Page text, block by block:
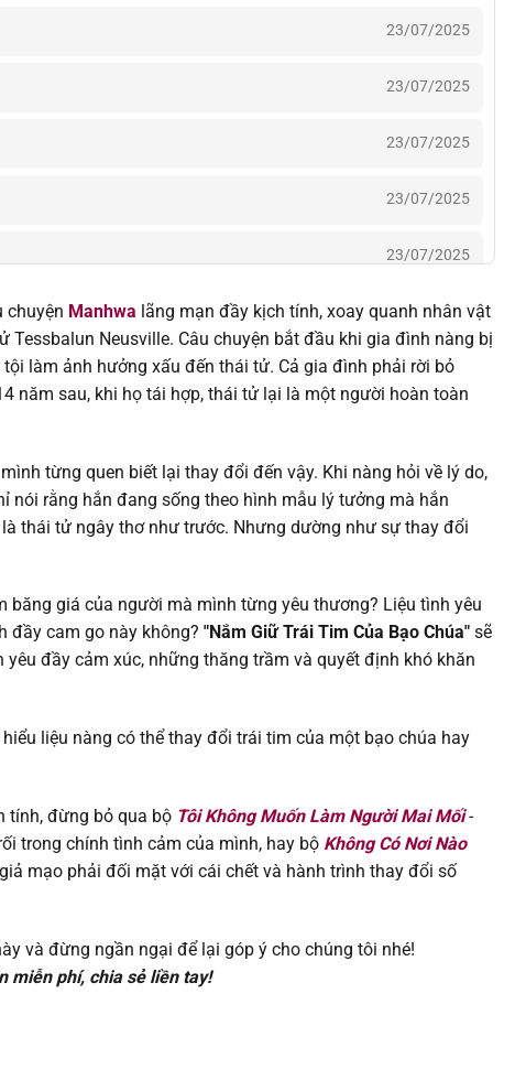
23/07/2025
23/07/2025
23/07/2025
23/07/2025
23/07/2025
23/07/2025
23/07/2025
23/07/2025
23/07/2025
23/07/2025
23/07/2025
23/07/2025
23/07/2025
chuyện Manhwa lãng mạn đầy kịch tính, xoay quanh nhân vật
Neusville. Câu chuyện bắt đầu khi gia đình nàng bị
làm ảnh hưởng xấu đến thái tử. Cả gia đình phải rời bỏ
năm sau, khi họ tái hợp, thái tử lại là một người hoàn toàn
từng quen biết lại thay đổi đến vậy. Khi nàng hỏi về lý do,
nói rằng hắn đang sống theo hình mẫu lý tưởng mà hắn
thái tử ngây thơ như trước. Nhưng dường như sự thay đổi
băng giá của người mà mình từng yêu thương? Liệu tình yêu
đầy cam go này không? "Nắm Giữ Trái Tim Của Bạo Chúa" sẽ
đầy cảm xúc, những thăng trầm và quyết định khó khăn
liệu nàng có thể thay đổi trái tim của một bạo chúa hay
tính, đừng bỏ qua bộ Tôi Không Muốn Làm Người Mai Mối -
trong chính tình cảm của mình, hay bộ Không Có Nơi Nào
mạo phải đối mặt với cái chết và hành trình thay đổi số
và đừng ngần ngại để lại góp ý cho chúng tôi nhé!
miễn phí, chia sẻ liền tay!